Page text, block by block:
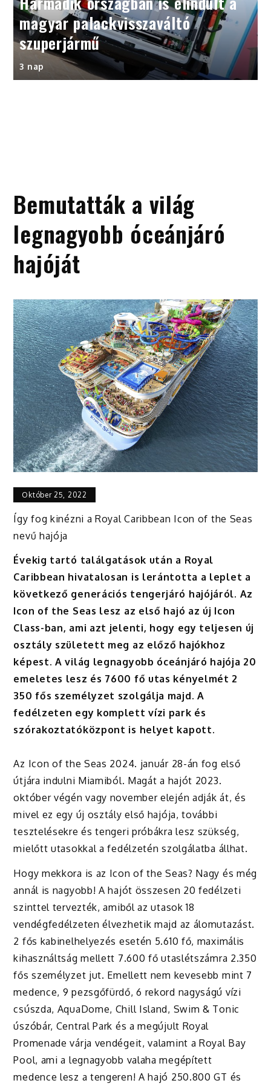
magyar palackvisszaváltó
szuperjármű
3 nap
Bemutatták a világ
legnagyobb óceánjáró
hajóját
Október 25, 2022
Így fog kinézni a Royal Caribbean Icon of the Seas
nevű hajója
Évekig tartó találgatások után a Royal
Caribbean hivatalosan is lerántotta a leplet a
következő generációs tengerjáró hajójáról. Az
Icon of the Seas lesz az első hajó az új Icon
Class-ban, ami azt jelenti, hogy egy teljesen új
osztály született meg az előző hajókhoz
képest. A világ legnagyobb óceánjáró hajója 20
emeletes lesz és 7600 fő utas kényelmét 2
350 fős személyzet szolgálja majd. A
fedélzeten egy komplett vízi park és
szórakoztatóközpont is helyet kapott.
Az Icon of the Seas 2024. január 28-án fog első
útjára indulni Miamiból. Magát a hajót 2023.
október végén vagy november elején adják át, és
mivel ez egy új osztály első hajója, további
tesztelésekre és tengeri próbákra lesz szükség,
mielőtt utasokkal a fedélzetén szolgálatba állhat.
Hogy mekkora is az Icon of the Seas? Nagy és még
annál is nagyobb! A hajót összesen 20 fedélzeti
szinttel tervezték, amiből az utasok 18
vendégfedélzeten élvezhetik majd az álomutazást.
2 fős kabinelhelyezés esetén 5.610 fő, maximális
kihasználtság mellett 7.600 fő utaslétszámra 2.350
fős személyzet jut. Emellett nem kevesebb mint 7
medence, 9 pezsgőfürdő, 6 rekord nagyságú vízi
csúszda, AquaDome, Chill Island, Swim & Tonic
úszóbár, Central Park és a megújult Royal
Promenade várja vendégeit, valamint a Royal Bay
Pool, ami a legnagyobb valaha megépített
medence lesz a tengeren! A hajó 250.800 GT és